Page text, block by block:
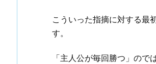
こういった指摘に対する最
す。
「主人公が毎回勝つ」ので